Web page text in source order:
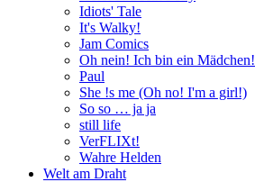
Idiots' Tale
It's Walky!
Jam Comics
Oh nein! Ich bin ein Mädchen!
Paul
She !s me (Oh no! I'm a girl!)
So so … ja ja
still life
VerFLIXt!
Wahre Helden
Welt am Draht